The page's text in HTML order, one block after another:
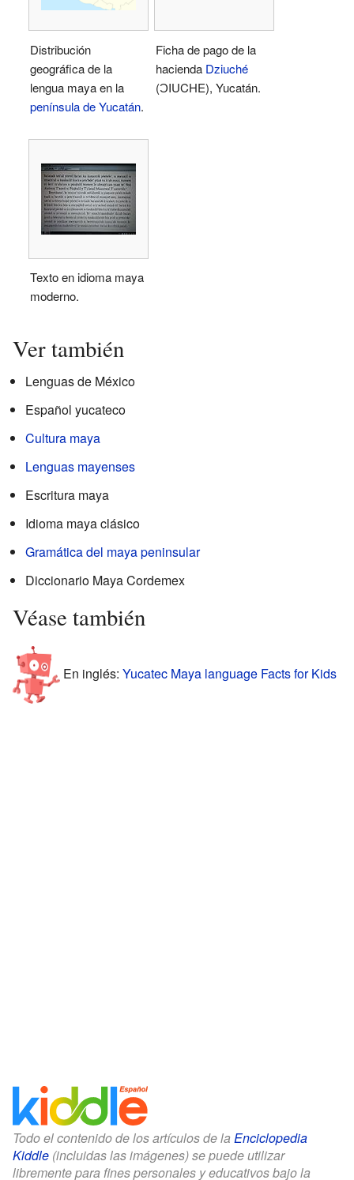
Distribución
geográfica de la
lengua maya en la
península de Yucatán.
Ficha de pago de la
hacienda Dziuché
(ƆIUCHE), Yucatán.
Texto en idioma maya
moderno.
Ver también
Lenguas de México
Español yucateco
Cultura maya
Lenguas mayenses
Escritura maya
Idioma maya clásico
Gramática del maya peninsular
Diccionario Maya Cordemex
Véase también
En inglés: Yucatec Maya language Facts for Kids
Todo el contenido de los artículos de la Enciclopedia
Kiddle (incluidas las imágenes) se puede utilizar
libremente para fines personales y educativos bajo la